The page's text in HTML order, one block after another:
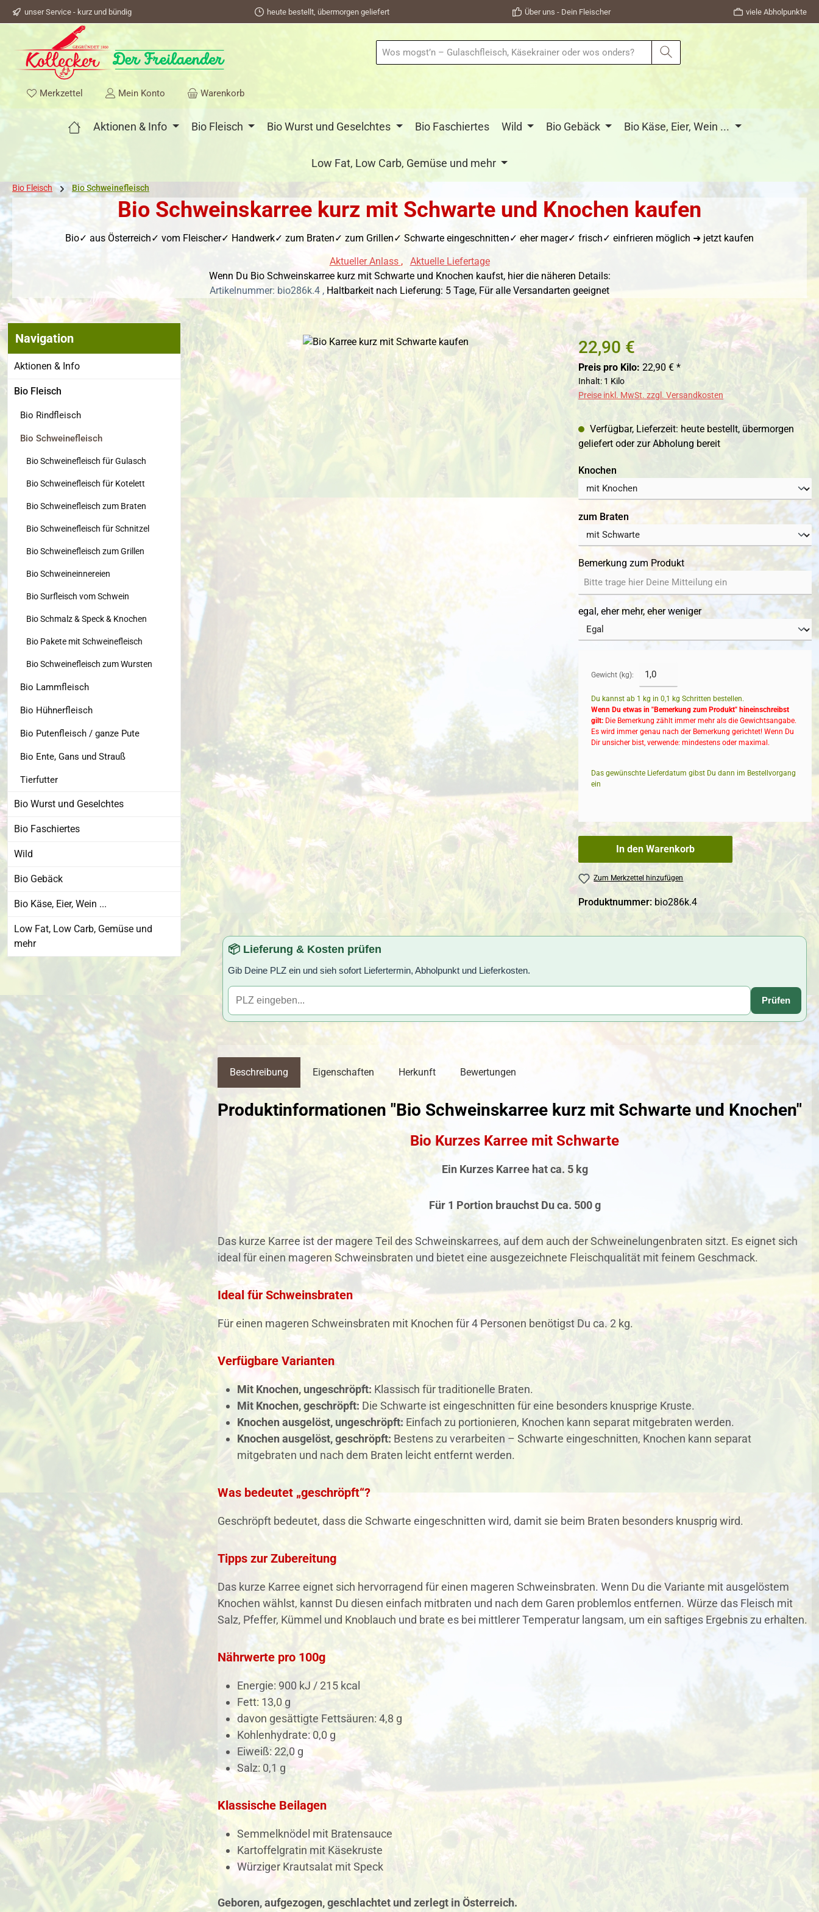
Zur Hauptnavigation springen
unser Service - kurz und bündig heute bestellt, übermorgen geliefert Über uns - Dein Fleischer viele Abholpunkte
Merkzettel Du hast 0 Produkte auf dem Merkzettel
Mein Konto Warenkorb
Aktionen & Info Bio Fleisch Bio Wurst und Geselchtes Bio Faschiertes Wild Bio Gebäck Bio Käse, Eier, Wein ...
Low Fat, Low Carb, Gemüse und mehr
Bio Fleisch Bio Schweinefleisch
Bio Schweinskarree kurz mit Schwarte und Knochen kaufen
Bio✓ aus Österreich✓ vom Fleischer✓ Handwerk✓ zum Braten✓ zum Grillen✓ Schwarte eingeschnitten✓ eher mager✓ frisch✓ einfrieren möglich ➜ jetzt kaufen
Aktueller Anlass ,
Aktuelle Liefertage
Wenn Du Bio Schweinskarree kurz mit Schwarte und Knochen kaufst, hier die näheren Details:
Artikelnummer: bio286k.4 , Haltbarkeit nach Lieferung: 5 Tage, Für alle Versandarten geeignet
Navigation
Aktionen & Info
Bio Fleisch
Bio Rindfleisch
Bio Schweinefleisch
Bio Schweinefleisch für Gulasch
Bio Schweinefleisch für Kotelett
Bio Schweinefleisch zum Braten
Bio Schweinefleisch für Schnitzel
Bio Schweinefleisch zum Grillen
Bio Schweineinnereien
Bio Surfleisch vom Schwein
Bio Schmalz & Speck & Knochen
Bio Pakete mit Schweinefleisch
Bio Schweinefleisch zum Wursten
Bio Lammfleisch
Bio Hühnerfleisch
Bio Putenfleisch / ganze Pute
Bio Ente, Gans und Strauß
Tierfutter
Bio Wurst und Geselchtes
Bio Faschiertes
Wild
Bio Gebäck
Bio Käse, Eier, Wein ...
Low Fat, Low Carb, Gemüse und
mehr
Bildergalerie überspringen 22,90 €
Preis pro Kilo: 22,90 € *
Inhalt: 1 Kilo
Preise inkl. MwSt. zzgl. Versandkosten
Verfügbar, Lieferzeit: heute bestellt, übermorgen
geliefert oder zur Abholung bereit
Knochen
zum Braten
Bemerkung zum Produkt
egal, eher mehr, eher weniger
Gewicht (kg):
Du kannst ab 1 kg in0,1 kg Schritten bestellen.
Wenn Du etwas in "Bemerkung zum Produkt" hineinschreibst
gilt: Die Bemerkung zählt immer mehr als die Gewichtsangabe.
Es wird immer genau nach der Bemerkung gerichtet! Wenn Du
Dir unsicher bist, verwende: mindestens oder maximal.
Das gewünschte Lieferdatum gibst Du dann im Bestellvorgang
ein
In den Warenkorb
Zum Merkzettel hinzufügen
Produktnummer: bio286k.4
📦 Lieferung & Kosten prüfen
Gib Deine PLZ ein und sieh sofort Liefertermin, Abholpunkt und Lieferkosten.
Prüfen
Beschreibung Eigenschaften Herkunft Bewertungen
Produktinformationen "Bio Schweinskarree kurz mit Schwarte und Knochen"
Bio Kurzes Karree mit Schwarte
Ein Kurzes Karree hat ca. 5 kg
Für 1 Portion brauchst Du ca. 500 g
Das kurze Karree ist der magere Teil des Schweinskarrees, auf dem auch der Schweinelungenbraten sitzt. Es eignet sich
ideal für einen mageren Schweinsbraten und bietet eine ausgezeichnete Fleischqualität mit feinem Geschmack.
Ideal für Schweinsbraten
Für einen mageren Schweinsbraten mit Knochen für 4 Personen benötigst Du ca. 2 kg.
Verfügbare Varianten
Mit Knochen, ungeschröpft: Klassisch für traditionelle Braten.
Mit Knochen, geschröpft: Die Schwarte ist eingeschnitten für eine besonders knusprige Kruste.
Knochen ausgelöst, ungeschröpft: Einfach zu portionieren, Knochen kann separat mitgebraten werden.
Knochen ausgelöst, geschröpft: Bestens zu verarbeiten – Schwarte eingeschnitten, Knochen kann separat
mitgebraten und nach dem Braten leicht entfernt werden.
Was bedeutet „geschröpft“?
Geschröpft bedeutet, dass die Schwarte eingeschnitten wird, damit sie beim Braten besonders knusprig wird.
Tipps zur Zubereitung
Das kurze Karree eignet sich hervorragend für einen mageren Schweinsbraten. Wenn Du die Variante mit ausgelöstem
Knochen wählst, kannst Du diesen einfach mitbraten und nach dem Garen problemlos entfernen. Würze das Fleisch mit
Salz, Pfeffer, Kümmel und Knoblauch und brate es bei mittlerer Temperatur langsam, um ein saftiges Ergebnis zu erhalten.
Nährwerte pro 100g
Energie: 900 kJ / 215 kcal
Fett: 13,0 g
davon gesättigte Fettsäuren: 4,8 g
Kohlenhydrate: 0,0 g
Eiweiß: 22,0 g
Salz: 0,1 g
Klassische Beilagen
Semmelknödel mit Bratensauce
Kartoffelgratin mit Käsekruste
Würziger Krautsalat mit Speck
Geboren, aufgezogen, geschlachtet und zerlegt in Österreich.